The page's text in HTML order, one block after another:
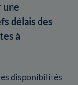
une
délais des
à
disponibilités